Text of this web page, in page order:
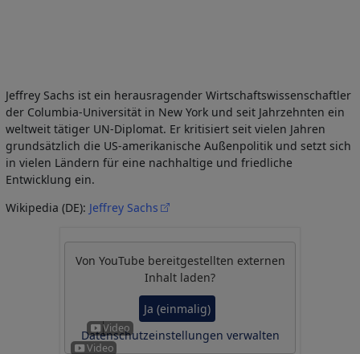
Jeffrey Sachs ist ein herausragender Wirtschaftswissenschaftler
der Columbia-Universität in New York und seit Jahrzehnten ein
weltweit tätiger UN-Diplomat. Er kritisiert seit vielen Jahren
grundsätzlich die US-amerikanische Außenpolitik und setzt sich
in vielen Ländern für eine nachhaltige und friedliche
Entwicklung ein.
Wikipedia (DE): Jeffrey Sachs
Von YouTube bereitgestellten externen
Inhalt laden?
Ja (einmalig)
Datenschutzeinstellungen verwalten